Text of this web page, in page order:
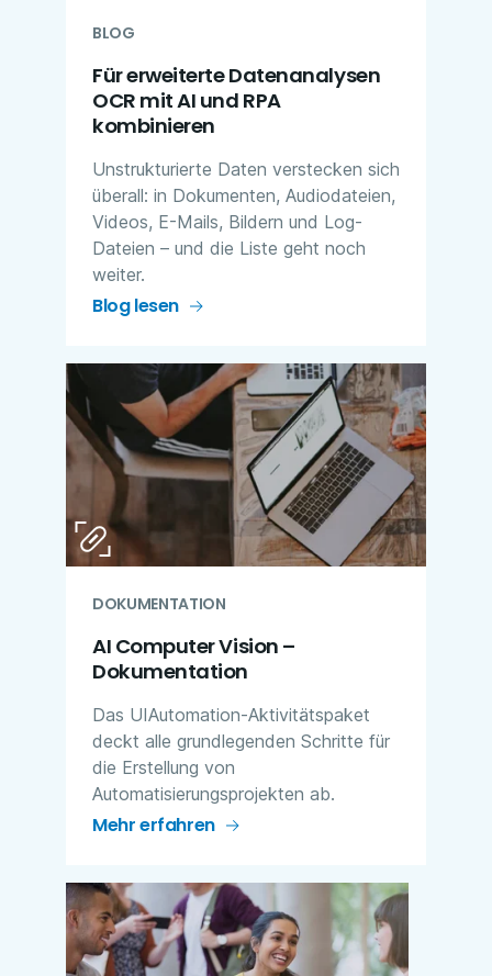
BLOG
Für erweiterte Datenanalysen
OCR mit AI und RPA
kombinieren​
Unstrukturierte Daten verstecken sich
überall: in Dokumenten, Audiodateien,
Videos, E-Mails, Bildern und Log-
Dateien – und die Liste geht noch
weiter.
Blog lesen
DOKUMENTATION
AI Computer Vision –
Dokumentation
Das UIAutomation-Aktivitätspaket
deckt alle grundlegenden Schritte für
die Erstellung von
Automatisierungsprojekten ab.
Mehr erfahren